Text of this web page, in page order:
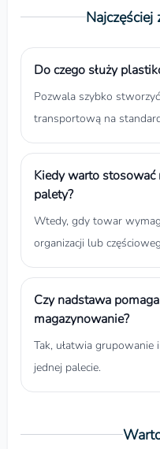
Najczęściej
Do czego służy
Pozwala szybko
transportową na
Kiedy warto
palety?
Wtedy, gdy towar
organizacji lub
Czy nadstawa
magazynowanie?
Tak, ułatwia grupowanie
jednej palecie.